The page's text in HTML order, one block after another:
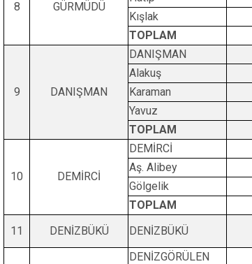
8 GÜRMÜDÜ
Kışlak
TOPLAM
9 DANIŞMAN
DANIŞMAN
Alakuş
Karaman
Yavuz
TOPLAM
10 DEMİRCİ
DEMİRCİ
Aş. Alibey
Gölgelik
TOPLAM
11
DENİZBÜKÜ DENİZBÜKÜ
DENİZGÖRÜLEN